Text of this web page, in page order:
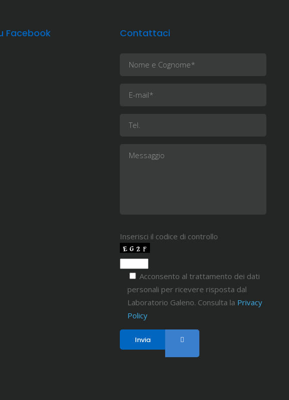
Facebook Contattaci
Inserisci il codice di controllo
Acconsento al trattamento dei dati
personali per ricevere risposta dal
Laboratorio Galeno. Consulta la Privacy
Policy